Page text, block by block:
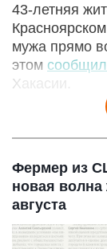
43-летняя
мужа прямо
этом
Хакасии.
Фермер из
новая
августа